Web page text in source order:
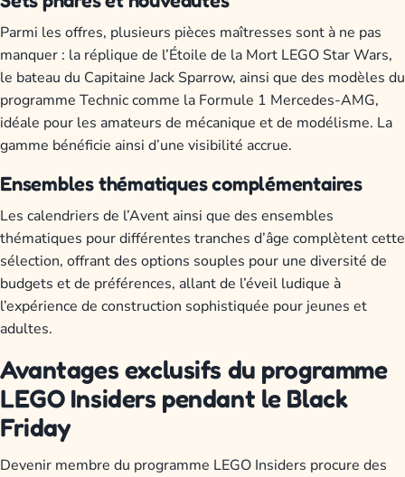
Parmi les offres, plusieurs pièces maîtresses sont à ne pas
manquer : la réplique de l’Étoile de la Mort LEGO Star Wars,
le bateau du Capitaine Jack Sparrow, ainsi que des modèles du
programme Technic comme la Formule 1 Mercedes-AMG,
idéale pour les amateurs de mécanique et de modélisme. La
gamme bénéficie ainsi d’une visibilité accrue.
Ensembles thématiques complémentaires
Les calendriers de l’Avent ainsi que des ensembles
thématiques pour différentes tranches d’âge complètent cette
sélection, offrant des options souples pour une diversité de
budgets et de préférences, allant de l’éveil ludique à
l’expérience de construction sophistiquée pour jeunes et
adultes.
Avantages exclusifs du programme
LEGO Insiders pendant le Black
Friday
Devenir membre du programme LEGO Insiders procure des